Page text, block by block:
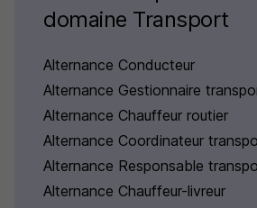
domaine Transport
Alternance Conducteur
Alternance Gestionnaire
Alternance Chauffeur routier
Alternance Coordinateur
Alternance Responsable
Alternance Chauffeur-livreur